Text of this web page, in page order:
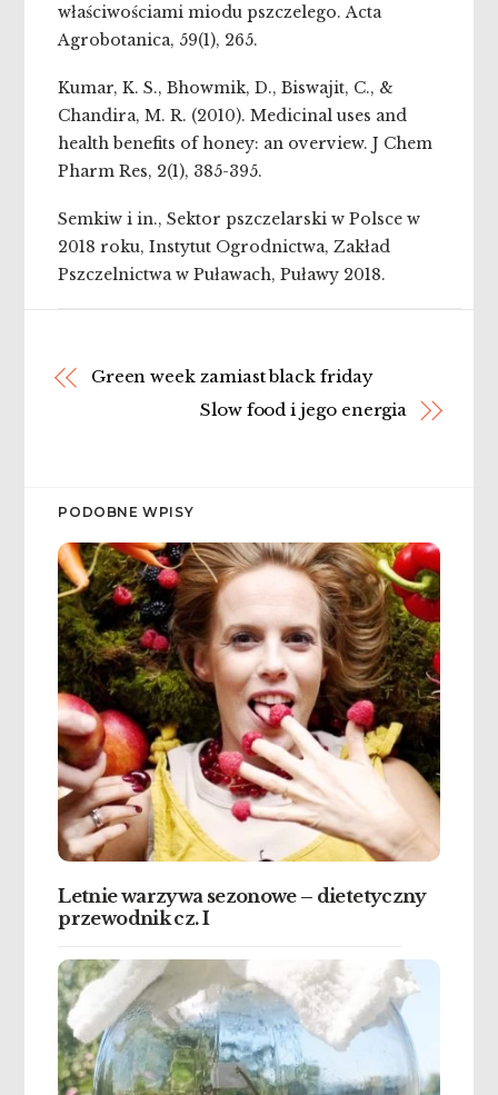
właściwościami miodu pszczelego. Acta
Agrobotanica, 59(1), 265.
Kumar, K. S., Bhowmik, D., Biswajit, C., &
Chandira, M. R. (2010). Medicinal uses and
health benefits of honey: an overview. J Chem
Pharm Res, 2(1), 385-395.
Semkiw i in., Sektor pszczelarski w Polsce w
2018 roku, Instytut Ogrodnictwa, Zakład
Pszczelnictwa w Puławach, Puławy 2018.
Green week zamiast black friday
Slow food i jego energia
PODOBNE WPISY
Letnie warzywa sezonowe – dietetyczny
przewodnik cz. I